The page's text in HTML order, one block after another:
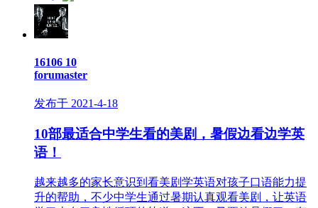
16106 10
forumaster
发布于 2021-4-18
10部最适合中学生看的美剧，暑假边看边学英
语！
越来越多的家长意识到看美剧学英语对孩子口语能力提
升的帮助，不少中学生通过暑期认真观看美剧，让英语